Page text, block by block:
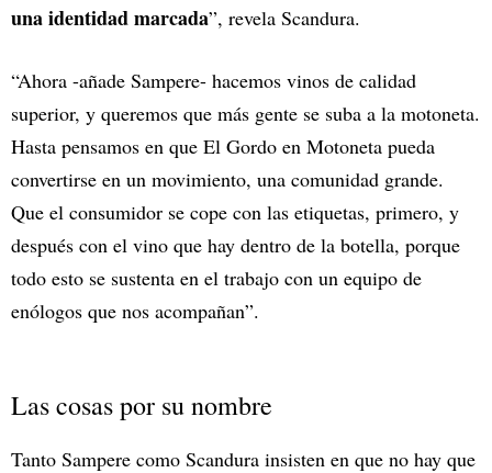
una identidad marcada”, revela Scandura.
“Ahora -añade Sampere- hacemos vinos de calidad
superior, y queremos que más gente se suba a la motoneta.
Hasta pensamos en que El Gordo en Motoneta pueda
convertirse en un movimiento, una comunidad grande.
Que el consumidor se cope con las etiquetas, primero, y
después con el vino que hay dentro de la botella, porque
todo esto se sustenta en el trabajo con un equipo de
enólogos que nos acompañan”.
Las cosas por su nombre
Tanto Sampere como Scandura insisten en que no hay que